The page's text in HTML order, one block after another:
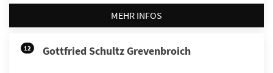
MEHR INFOS
12 Gottfried Schultz Grevenbroich